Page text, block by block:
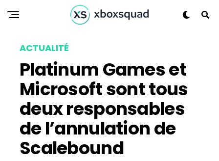
ACTUALITÉ
Platinum Games et
Microsoft sont tous
deux responsables
de l’annulation de
Scalebound